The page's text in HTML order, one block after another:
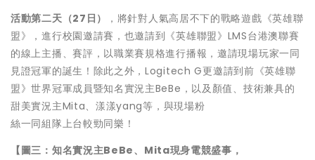
活動第二天（27 日）
，將針對人氣高居不下的戰略遊戲《英雄聯
盟》，進行校園邀請賽，也邀請到《英雄聯盟》LMS台港澳聯賽
的線上主播、賽評，以職業賽規格進行播報，邀請現場玩家一同
見證冠軍的誕生！除此之外，Logitech G更邀請到前《英雄聯
盟》世界冠軍成員暨知名實況主BeBe，以及顏值、技術兼具的
甜美實況主Mita、漾漾yang等，與現場粉
絲一同組隊上台較勁同樂！
【圖三：知名實況主BeBe、 Mita現身電競盛事，